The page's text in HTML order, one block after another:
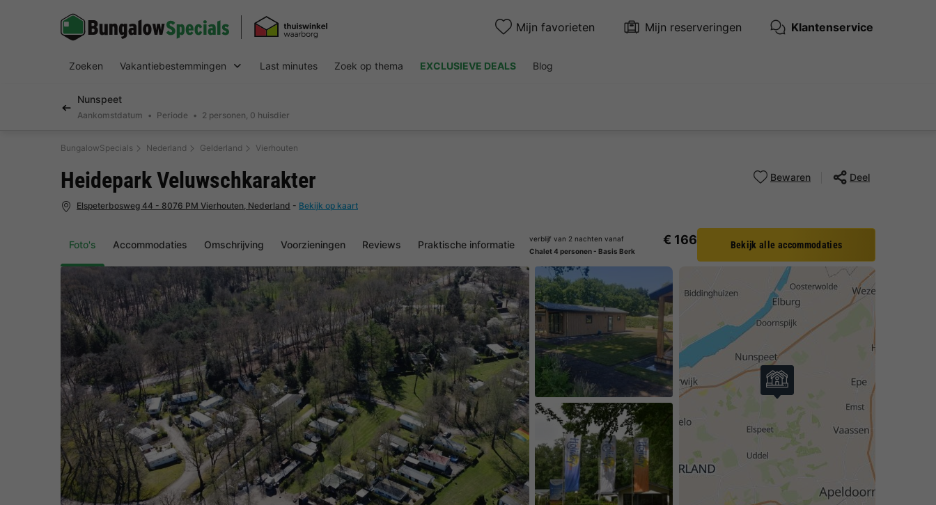
Mijn favorieten Mijn reserveringen Klantenservice
Zoeken Vakantiebestemmingen Last minutes Zoek op thema EXCLUSIEVE DEALS Blog
Nunspeet
Aankomstdatum Periode 2 personen, 0 huisdier
BungalowSpecials Nederland Gelderland Vierhouten
Foto's Accommodaties Omschrijving Voorzieningen Reviews Praktische informatie
verblijf van 2 nachten vanaf
Chalet 4 personen - Basis Berk
€ 166 Bekijk alle accommodaties
Heidepark Veluwschkarakter Bewaren Deel
Elspeterbosweg 44 - 8076 PM Vierhouten, Nederland - Bekijk op kaart